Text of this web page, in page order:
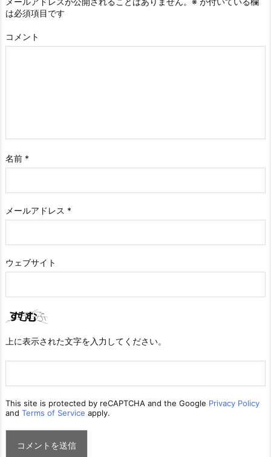
は必須項目です
コメント
名前 *
メールアドレス *
ウェブサイト
上に表示された文字を入力してください。
This site is protected by reCAPTCHA and the Google Privacy Policy
and Terms of Service apply.